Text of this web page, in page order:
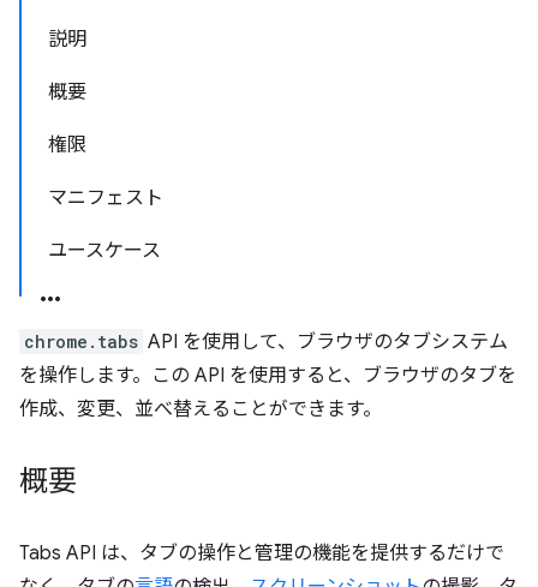
説明
概要
権限
マニフェスト
ユースケース
chrome.tabs API を使用して、ブラウザのタブシステム
を操作します。この API を使用すると、ブラウザのタブを
作成、変更、並べ替えることができます。
概要
Tabs API は、タブの操作と管理の機能を提供するだけで